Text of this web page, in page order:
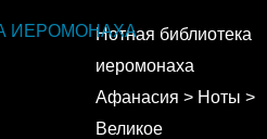
ИЕРОМОНАХАНотная библиотека
иеромонаха
Афанасия > Ноты >
Великое